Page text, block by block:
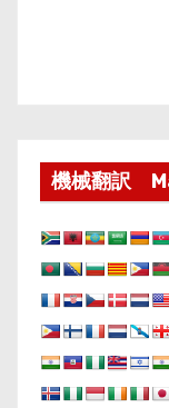
機械翻訳